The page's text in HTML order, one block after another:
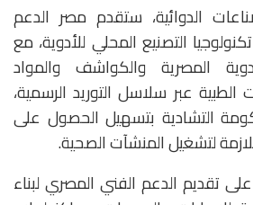
الدوائية، ستقدم مصر الدعم
التصنيع المحلي للأدوية، مع
المصرية والكواشف والمواد
الطبية عبر سلاسل التوريد الرسمية،
التشادية بتسهيل الحصول على
لتشغيل المنشآت الصحية.
تقديم الدعم الفني المصري لبناء